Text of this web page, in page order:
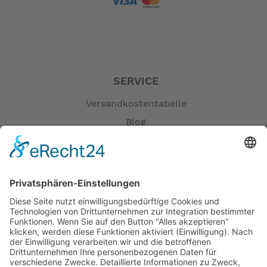
Bosch Powerpack Akku 500Wh
Bosch Intuvia Dispaly
-- Auf Produktfotos angezeigte Dekorationsartikel
gehören nicht zum Leistungsumfang. --
SERVICE
Versandkostentabelle
Blog
Öffnungszeiten
Versandpartner
Verfügbarkeiten
Zahlung und Versand